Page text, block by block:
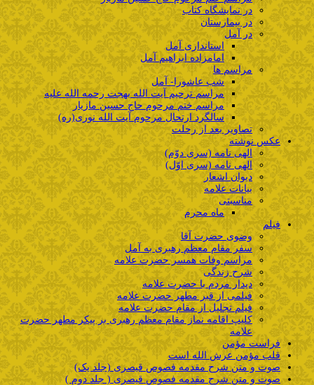
در نمایشگاه کتاب
در بیمارستان
در آمل
استانداری آمل
امامزاده ابراهیم آمل
مراسم ها
شب عاشورا- آمل
مراسم ترحیم آیت الله بهجت رحمه الله علیه
مراسم ختم مرحوم حاج حسین مازیار
سالگرد ارتحال مرحوم آیت الله نوری(ره)
تصاویر بعد از رحلت
عکس نوشته
الهی نامه (سری دوّم)
الهی نامه (سری اوّل)
دیوان اشعار
بیانات علامه
مناسبتی
ماه محرم
فیلم
وضوی حضرت آقا
سفر مقام معظم رهبری به آمل
مراسم وفات همسر حضرت علامه
شرح زندگی
دیدار مردم با حضرت علامه
فیلمی از قبر مطهر حضرت علامه
فیلم تجلیل از مقام حضرت علامه
کلیپ اقامه نماز مقام معظم رهبری بر پیکر مطهر حضرت
علامه
فراست مؤمن
قلب مؤمن عرش الله است
صوت و متن شرح مقدمه فصوص قیصری (جلد یک)
صوت و متن شرح مقدمه فصوص قیصری ( جلد دوم )